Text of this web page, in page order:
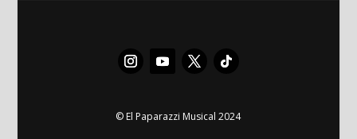
© El Paparazzi Musical 2024